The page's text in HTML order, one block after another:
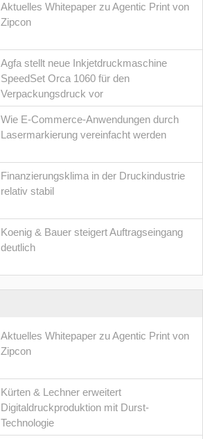
Aktuelles Whitepaper zu Agentic Print von
Zipcon
Agfa stellt neue Inkjetdruckmaschine
SpeedSet Orca 1060 für den
Verpackungsdruck vor
Wie E-Commerce-Anwendungen durch
Lasermarkierung vereinfacht werden
Finanzierungsklima in der Druckindustrie
relativ stabil
Koenig & Bauer steigert Auftragseingang
deutlich
Aktuelles Whitepaper zu Agentic Print von
Zipcon
Kürten & Lechner erweitert
Digitaldruckproduktion mit Durst-
Technologie